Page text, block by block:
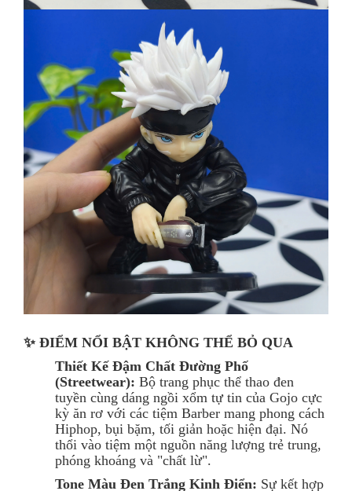
✨ ĐIỂM NỔI BẬT KHÔNG THỂ BỎ QUA
Thiết Kế Đậm Chất Đường Phố
(Streetwear): Bộ trang phục thể thao đen
tuyền cùng dáng ngồi xổm tự tin của Gojo cực
kỳ ăn rơ với các tiệm Barber mang phong cách
Hiphop, bụi bặm, tối giản hoặc hiện đại. Nó
thổi vào tiệm một nguồn năng lượng trẻ trung,
phóng khoáng và "chất lừ".
Tone Màu Đen Trắng Kinh Điển: Sự kết hợp